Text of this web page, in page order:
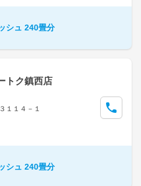
シュ 240畳分
トク鎮西店
１１４－１
シュ 240畳分